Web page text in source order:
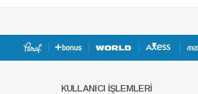
KULLANICI İŞLEMLERİ